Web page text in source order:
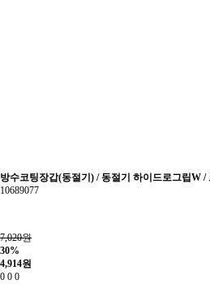
방수코팅장갑(동절기) / 동절기 하이드로그립W
10689077
7,020원
30%
4,914원
0 0 0